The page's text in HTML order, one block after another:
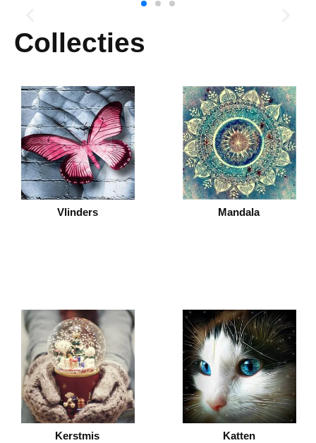
Collecties
Vlinders Mandala
Kerstmis Katten